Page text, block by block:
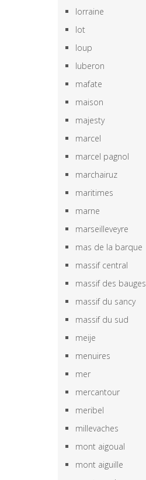
lorraine
lot
loup
luberon
mafate
maison
majesty
marcel
marcel pagnol
marchairuz
maritimes
marne
marseilleveyre
mas de la barque
massif central
massif des bauges
massif du sancy
massif du sud
meije
menuires
mer
mercantour
meribel
millevaches
mont aigoual
mont aiguille